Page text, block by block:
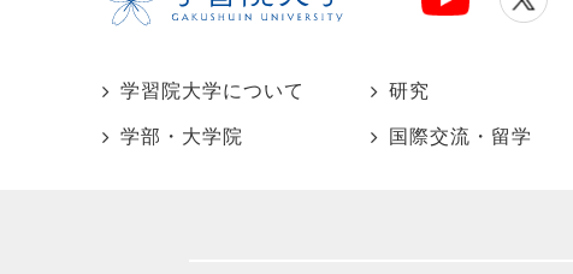
学習院大学について 研究
学部・大学院
国際交流・留学